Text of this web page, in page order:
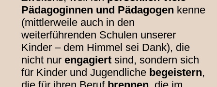
Pädagoginnen und Pädagogen kenne
(mittlerweile auch in den
weiterführenden Schulen unserer
Kinder – dem Himmel sei Dank), die
nicht nurengagiert sind, sondern sich
für Kinder und Jugendliche begeistern,